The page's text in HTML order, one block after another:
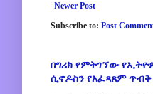
Newer Post
Subscribe to: Post
በግሪክ የምትገኘው
ሲኖዶስን የአፈጻጸም